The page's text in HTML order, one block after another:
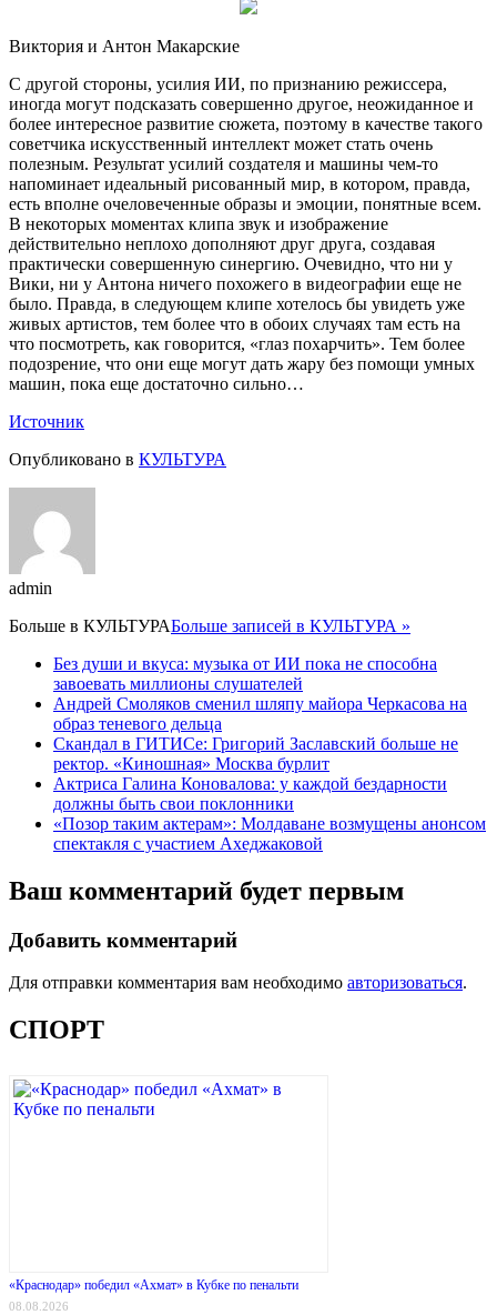
Виктория и Антон Макарские
С другой стороны, усилия ИИ, по признанию режиссера,
иногда могут подсказать совершенно другое, неожиданное и
более интересное развитие сюжета, поэтому в качестве такого
советчика искусственный интеллект может стать очень
полезным. Результат усилий создателя и машины чем-то
напоминает идеальный рисованный мир, в котором, правда,
есть вполне очеловеченные образы и эмоции, понятные всем.
В некоторых моментах клипа звук и изображение
действительно неплохо дополняют друг друга, создавая
практически совершенную синергию. Очевидно, что ни у
Вики, ни у Антона ничего похожего в видеографии еще не
было. Правда, в следующем клипе хотелось бы увидеть уже
живых артистов, тем более что в обоих случаях там есть на
что посмотреть, как говорится, «глаз похарчить». Тем более
подозрение, что они еще могут дать жару без помощи умных
машин, пока еще достаточно сильно…
Источник
Опубликовано в КУЛЬТУРА
admin
Больше в КУЛЬТУРАБольше записей в КУЛЬТУРА »
Без души и вкуса: музыка от ИИ пока не способна
завоевать миллионы слушателей
Андрей Смоляков сменил шляпу майора Черкасова на
образ теневого дельца
Скандал в ГИТИСе: Григорий Заславский больше не
ректор. «Киношная» Москва бурлит
Актриса Галина Коновалова: у каждой бездарности
должны быть свои поклонники
«Позор таким актерам»: Молдаване возмущены анонсом
спектакля с участием Ахеджаковой
Ваш комментарий будет первым
Добавить комментарий
Для отправки комментария вам необходимо авторизоваться.
СПОРТ
«Краснодар» победил «Ахмат» в Кубке по пенальти
08.08.2026